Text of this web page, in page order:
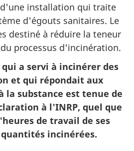
installation qui traite
d'égouts sanitaires. Le
destiné à réduire la teneur
processus d'incinération.
a servi à incinérer des
et qui répondait aux
la substance est tenue de
à l'INRP, quel que
de travail de ses
incinérées.